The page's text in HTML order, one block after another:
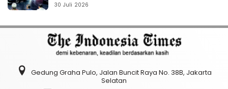
30 Juli 2026
Gedung Graha Pulo, Jalan Buncit Raya No. 38B, Jakarta
Selatan